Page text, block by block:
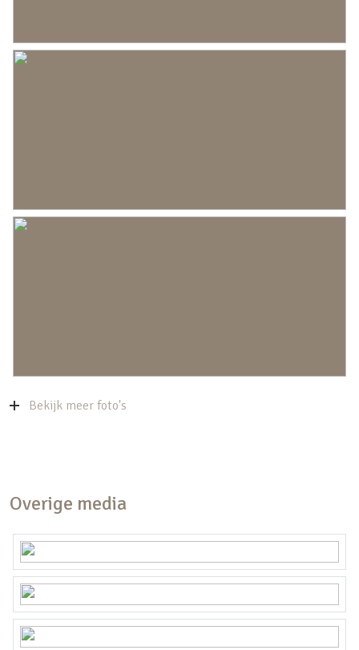
Bekijk meer foto's
Overige media